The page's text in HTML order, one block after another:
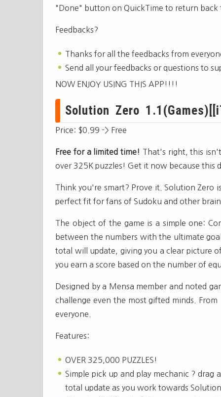
"Done" button on QuickTime to return back
Feedbacks?
Thanks for all the feedbacks from
Send all your feedbacks or questions to
NOW ENJOY USING THIS APP!!!!
Solution Zero
Price: $0.99 -> Free
Free for a limited time! That's right, this
over 325K puzzles! Get it now because this
Think you're smart? Prove it. Solution Zero
perfect fit for fans of Sudoku and other
The object of the game is a simple one:
between the numbers with the ultimate
total will update, giving you a clear picture
you earn a score based on the number of
Designed by a Mensa member and noted
challenge even the most gifted minds.
everyone.
Features:
OVER 325,000 PUZZLES!
Simple pick up and play mechanic ?
total update as you work towards